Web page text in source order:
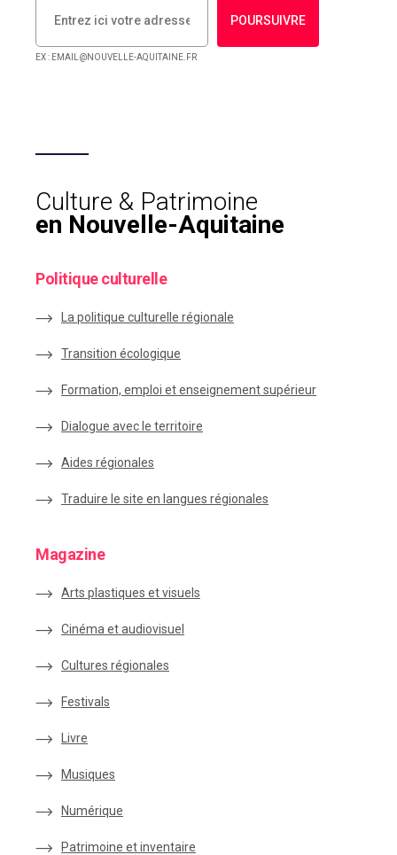
POURSUIVRE
EX : EMAIL@NOUVELLE-AQUITAINE.FR
Culture & Patrimoine
en Nouvelle-Aquitaine
Politique culturelle
La politique culturelle régionale
Transition écologique
Formation, emploi et enseignement supérieur
Dialogue avec le territoire
Aides régionales
Traduire le site en langues régionales
Magazine
Arts plastiques et visuels
Cinéma et audiovisuel
Cultures régionales
Festivals
Livre
Musiques
Numérique
Patrimoine et inventaire